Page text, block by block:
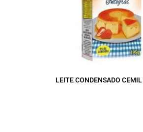
LEITE CONDENSADO